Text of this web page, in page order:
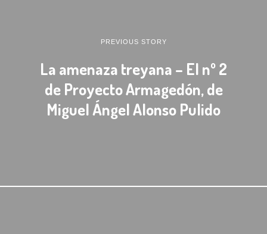
PREVIOUS STORY
La amenaza treyana – El nº 2
de Proyecto Armagedón, de
Miguel Ángel Alonso Pulido